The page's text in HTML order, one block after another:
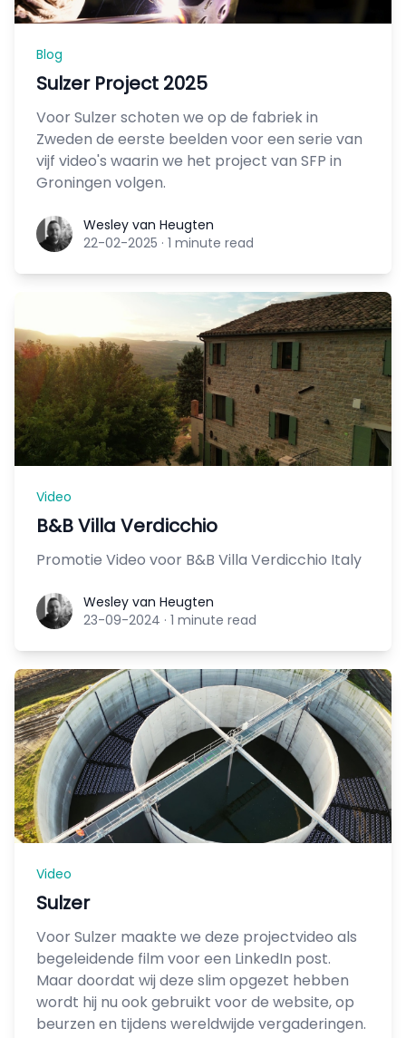
Blog
Sulzer Project 2025
Voor Sulzer schoten we op de fabriek in
Zweden de eerste beelden voor een serie van
vijf video's waarin we het project van SFP in
Groningen volgen.
Wesley van Heugten
Wesley van Heugten
22-02-2025 · 1 minute read
Video
B&B Villa Verdicchio
Promotie Video voor B&B Villa Verdicchio Italy
Wesley van Heugten
Wesley van Heugten
23-09-2024 · 1 minute read
Video
Sulzer
Voor Sulzer maakte we deze projectvideo als
begeleidende film voor een LinkedIn post.
Maar doordat wij deze slim opgezet hebben
wordt hij nu ook gebruikt voor de website, op
beurzen en tijdens wereldwijde vergaderingen.